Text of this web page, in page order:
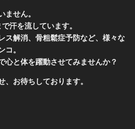
ません。
汗を流しています。
ス解消、骨粗鬆症予防など、様々な
コ。
心と体を躍動させてみませんか？
、お待ちしております。